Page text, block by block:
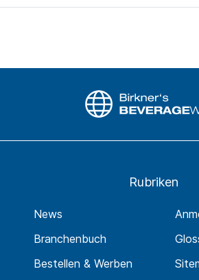
Rubriken
News
Branchenbuch
Bestellen & Werben